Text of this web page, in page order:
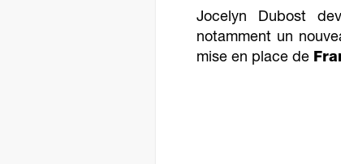
Jocelyn Dubost
notamment un
mise en place de